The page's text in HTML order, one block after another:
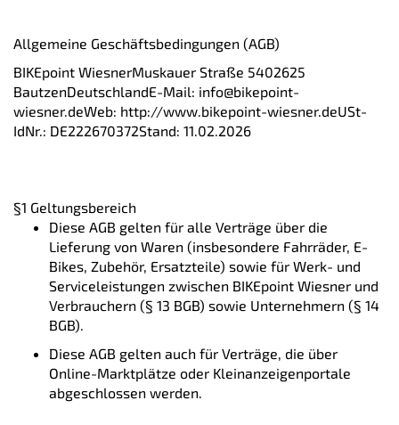
Allgemeine Geschäftsbedingungen (AGB)
BIKEpoint WiesnerMuskauer Straße 5402625
BautzenDeutschlandE-Mail: info@bikepoint-
wiesner.deWeb: http://www.bikepoint-wiesner.deUSt-
IdNr.: DE222670372Stand: 11.02.2026
§1 Geltungsbereich
Diese AGB gelten für alle Verträge über die
Lieferung von Waren (insbesondere Fahrräder, E-
Bikes, Zubehör, Ersatzteile) sowie für Werk- und
Serviceleistungen zwischen BIKEpoint Wiesner und
Verbrauchern (§ 13 BGB) sowie Unternehmern (§ 14
BGB).
Diese AGB gelten auch für Verträge, die über
Online-Marktplätze oder Kleinanzeigenportale
abgeschlossen werden.